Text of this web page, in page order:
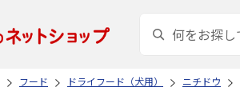
フード ドライフード（犬用） ニチドウ